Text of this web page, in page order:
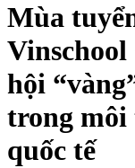
Mùa
hội
trong môi
quốc tế